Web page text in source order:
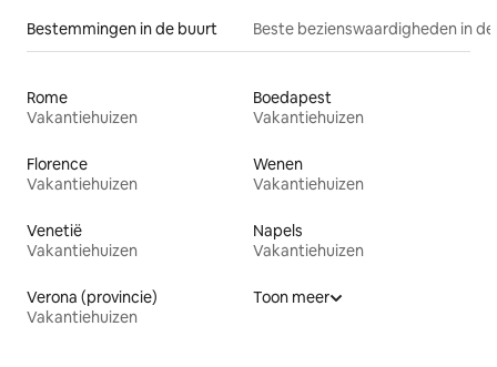
Bestemmingen in de buurt Beste bezienswaardigheden in
Rome
Vakantiehuizen
Boedapest
Vakantiehuizen
Florence
Vakantiehuizen
Wenen
Vakantiehuizen
Venetië
Vakantiehuizen
Napels
Vakantiehuizen
Verona (provincie)
Vakantiehuizen
Toon meer